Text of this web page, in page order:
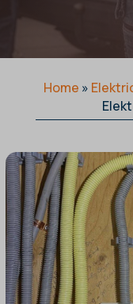
Home »